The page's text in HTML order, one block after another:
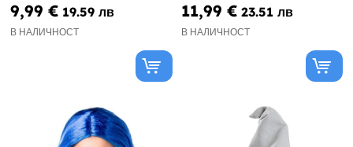
9,99 € 19.59 лв
В НАЛИЧНОСТ
11,99 € 23.51 лв
В НАЛИЧНОСТ